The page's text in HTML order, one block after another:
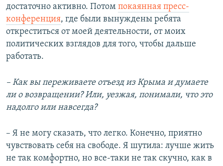
достаточно активно. Потом покаянная пресс-
конференция, где были вынуждены ребята
откреститься от моей деятельности, от моих
политических взглядов для того, чтобы дальше
работать.
– Как вы переживаете отъезд из Крыма и думаете
ли о возвращении? Или, уезжая, понимали, что это
надолго или навсегда?
– Я не могу сказать, что легко. Конечно, приятно
чувствовать себя на свободе. Я шутила: лучше жить
не так комфортно, но все-таки не так скучно, как в